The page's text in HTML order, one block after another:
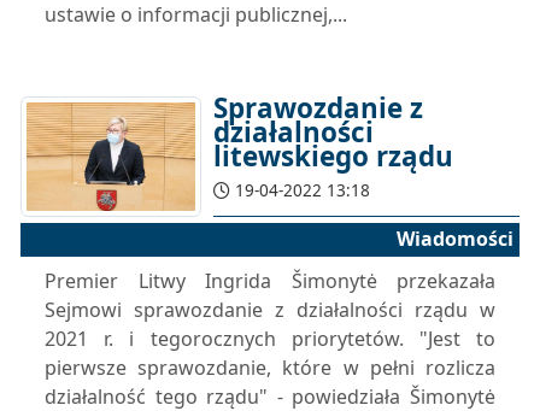
ustawie o informacji publicznej,...
Sprawozdanie z
działalności
litewskiego rządu
19-04-2022 13:18
Wiadomości
Premier Litwy Ingrida Šimonytė przekazała
Sejmowi sprawozdanie z działalności rządu w
2021 r. i tegorocznych priorytetów. "Jest to
pierwsze sprawozdanie, które w pełni rozlicza
działalność tego rządu" - powiedziała Šimonytė